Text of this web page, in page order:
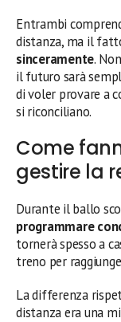
Entrambi
distanza, ma il
sinceramente.
il futuro sarà
di voler provare a
si riconciliano.
Come
gestire la
Durante il ballo
programmare
tornerà spesso a
treno per
La differenza
distanza era una